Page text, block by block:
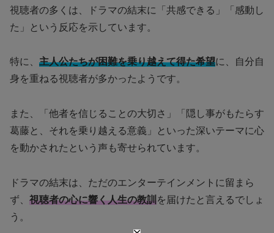
視聴者の多くは、ドラマの結末に「共感できる」「感動し
た」という反応を示しています。
特に、 主人公たちが困難を乗り越えて得た希望に、自分自
身を重ねる視聴者が多かったようです。
また、「他者を信じることの大切さ」「隠し事がもたらす
葛藤と、それを乗り越える意義」といった深いテーマに心
を動かされたという声も寄せられています。
ドラマの結末は、ただのエンターテインメントに留まら
ず、 視聴者の心に響く人生の教訓を届けたと言えるでしょ
う。